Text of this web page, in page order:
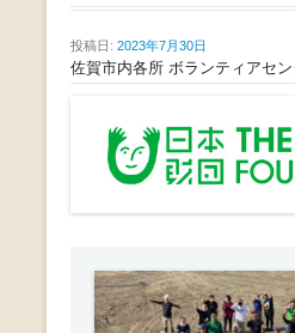
ィ
投稿日: 2023年7月30日
佐賀市内各所 ボランティアセン